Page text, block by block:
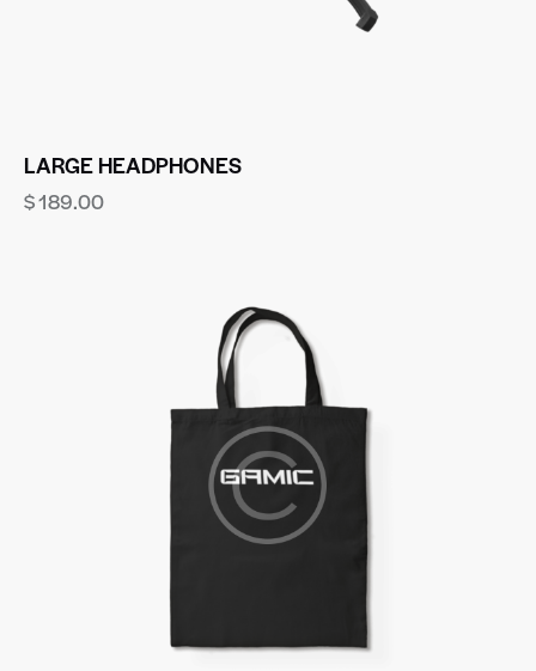
LARGE HEADPHONES
$189.00